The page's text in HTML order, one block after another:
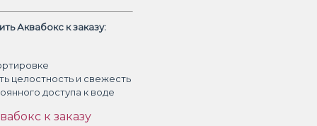
Аквабокс к заказу:
целостность и свежесть
доступа к воде
к заказу